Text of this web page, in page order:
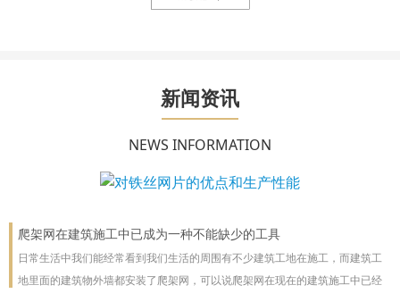
新闻资讯
NEWS INFORMATION
爬架网在建筑施工中已成为一种不能缺少的工具
日常生活中我们能经常看到我们生活的周围有不少建筑工地在施工，而建筑工
地里面的建筑物外墙都安装了爬架网，可以说爬架网在现在的建筑施工中已经